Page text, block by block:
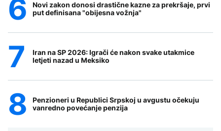
Novi zakon donosi drastične kazne za prekršaje, prvi
put definisana "obijesna vožnja"
Iran na SP 2026: Igrači će nakon svake utakmice
letjeti nazad u Meksiko
Penzioneri u Republici Srpskoj u avgustu očekuju
vanredno povećanje penzija